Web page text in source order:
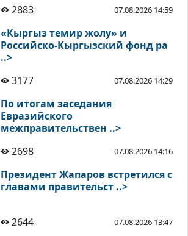
2883 07.08.2026 14:59
«Кыргыз темир жолу» и
Российско-Кыргызский фонд ра
..>
3177
07.08.2026 14:29
По итогам заседания
Евразийского
межправительствен ..>
2698
07.08.2026 14:16
Президент Жапаров встретился с
главами правительст ..>
2644 07.08.2026 13:47